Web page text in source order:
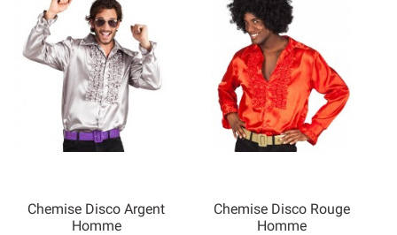
Chemise Disco Argent
Homme
Chemise Disco Rouge
Homme